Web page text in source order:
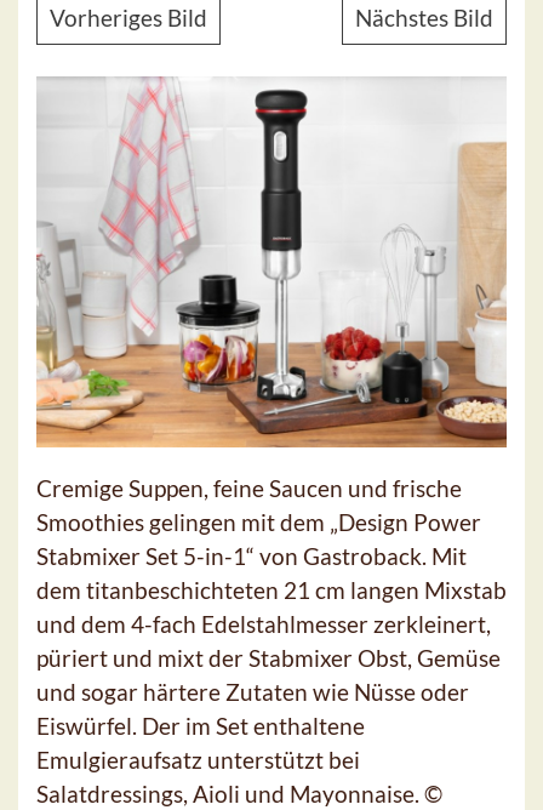
Vorheriges Bild Nächstes Bild
Cremige Suppen, feine Saucen und frische
Smoothies gelingen mit dem „Design Power
Stabmixer Set 5-in-1“ von Gastroback. Mit
dem titanbeschichteten 21 cm langen Mixstab
und dem 4-fach Edelstahlmesser zerkleinert,
püriert und mixt der Stabmixer Obst, Gemüse
und sogar härtere Zutaten wie Nüsse oder
Eiswürfel. Der im Set enthaltene
Emulgieraufsatz unterstützt bei
Salatdressings, Aioli und Mayonnaise. ©